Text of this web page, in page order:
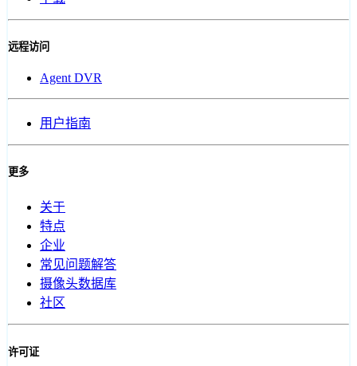
远程访问
Agent DVR
用户指南
更多
关于
特点
企业
常见问题解答
摄像头数据库
社区
许可证